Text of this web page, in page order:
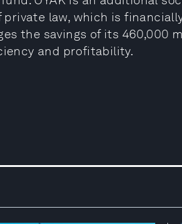
law, which is
the savings of its 460,000
and profitability.